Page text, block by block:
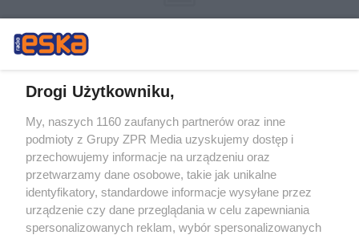
Żaden utwór zamieszczony w serwisie nie może być powielany i
rozpowszechniany lub dalej rozpowszechniany w jakikolwiek sposób (w
tym także elektroniczny lub mechaniczny) na jakimkolwiek polu
eksploatacji w jakiejkolwiek formie, włącznie z umieszczaniem w
Internecie bez pisemnej zgody właściciela praw. Jakiekolwiek użycie lub
wykorzystanie utworów w całości lub w części z naruszeniem prawa,
tzn. bez właściwej zgody, jest zabronione pod groźbą kary i może być
ścigane prawnie.
Drogi Użytkowniku,
My, naszych 1160 zaufanych partnerów oraz inne
podmioty z Grupy ZPR Media uzyskujemy dostęp i
przechowujemy informacje na urządzeniu oraz
przetwarzamy dane osobowe, takie jak unikalne
identyfikatory, standardowe informacje wysyłane przez
urządzenie czy dane przeglądania w celu zapewniania
spersonalizowanych reklam, wybór spersonalizowanych